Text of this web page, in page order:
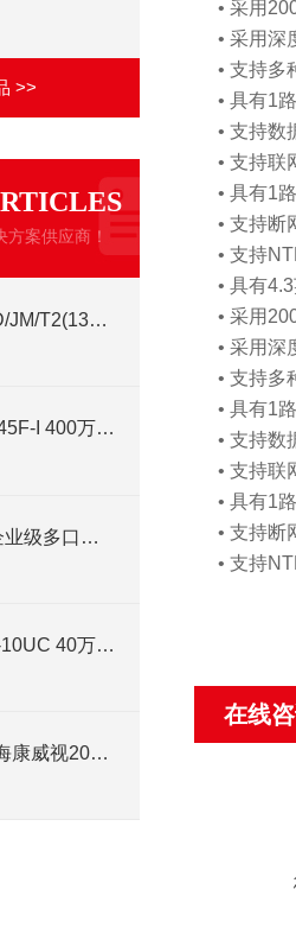
>>
案供应商！
iDS-2PT9A144MX-D/JM/T2(1352/6)海康摄像机
抖音海康DS-2CD2345F-I 400万网络高清音频半球摄像机
华为AR161-S 千兆企业级多口路由器
海康威视MV-CA004-10UC 40万USB型工业相机
DS-2DF8231BW-A 海康威视200万红外星光级网络监控摄像机
• 采用
• 采用深
• 支持多
• 具有1
• 支持数
• 支持联
• 具有1
• 支持断
• 支持
• 具有
• 采用
• 采用深
• 支持多
• 具有1
• 支持数
• 支持联
• 具有1
• 支持断
• 支持
在线